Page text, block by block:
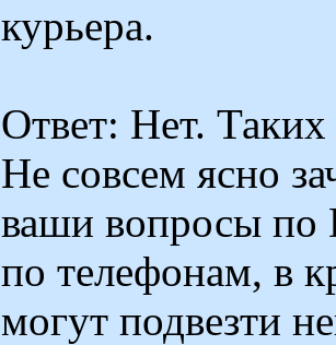
курьера.
Ответ: Нет. Таких
Не совсем ясно
ваши вопросы по
по телефонам, в
могут подвезти